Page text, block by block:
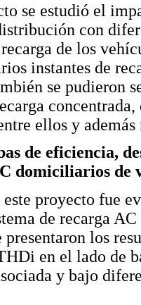
se estudió el
con
de los
instantes de
se pudieron
ellos y
de eficiencia,
domiciliarios de
proyecto fue
de recarga
presentaron los
en el lado de
y bajo